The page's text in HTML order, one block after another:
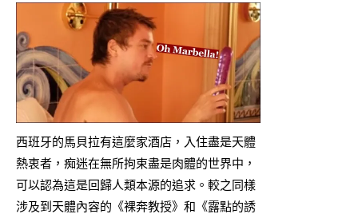
西班牙的馬貝拉有這麼家酒店，入住盡是天體
熱衷者，痴迷在無所拘束盡是肉體的世界中，
可以認為這是回歸人類本源的追求。較之同樣
涉及到天體內容的《裸奔教授》和《露點的誘